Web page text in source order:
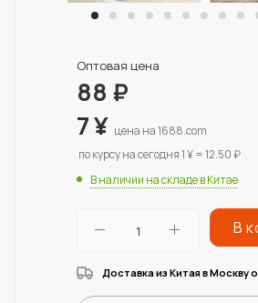
Оптовая цена
88 ₽
7¥ цена на 1688.com
по курсу на сегодня 1 ¥ = 12.50 ₽
В наличии на складе в Китае
В
Доставка из Китая в Москву